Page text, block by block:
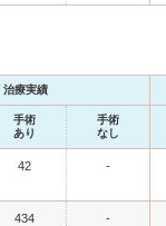
治療実績
手術
あり
手術
なし
42 -
434 -